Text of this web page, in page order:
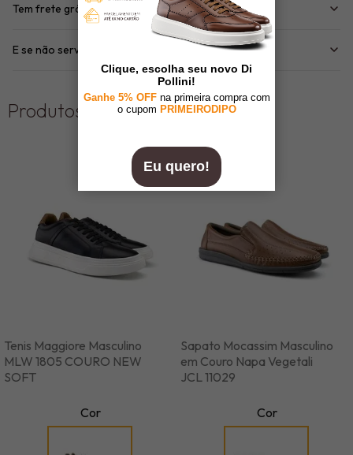
Tem frete grátis?
E se não servir quando chegar?
Produtos Mais Vistos
Tenis Maggiore Masculino
MLW 1805 COURO NEW
SOFT
Cor
Sapato Mocassim Masculino
em Couro Napa Vegetali
JCL 11029
Cor